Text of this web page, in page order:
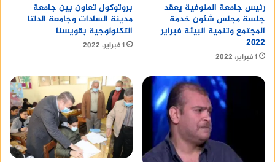
رئيس جامعة المنوفية يعقد
جلسة مجلس شئون خدمة
المجتمع وتنمية البيئة فبراير
٢٠٢٢
1 فبراير، 2022
بروتوكول تعاون بين جامعة
مدينة السادات وجامعة الدلتا
التكنولوجية بقويسنا
1 فبراير، 2022